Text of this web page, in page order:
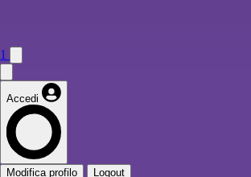
1
Accedi
Modifica profilo Logout